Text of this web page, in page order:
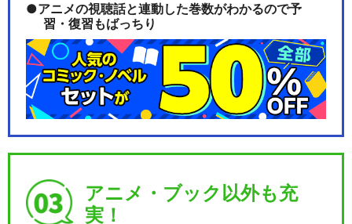
アニメの視聴話と連動した巻数がわかるので予
習・復習もばっちり
アニメ・ブック以外も充
実！